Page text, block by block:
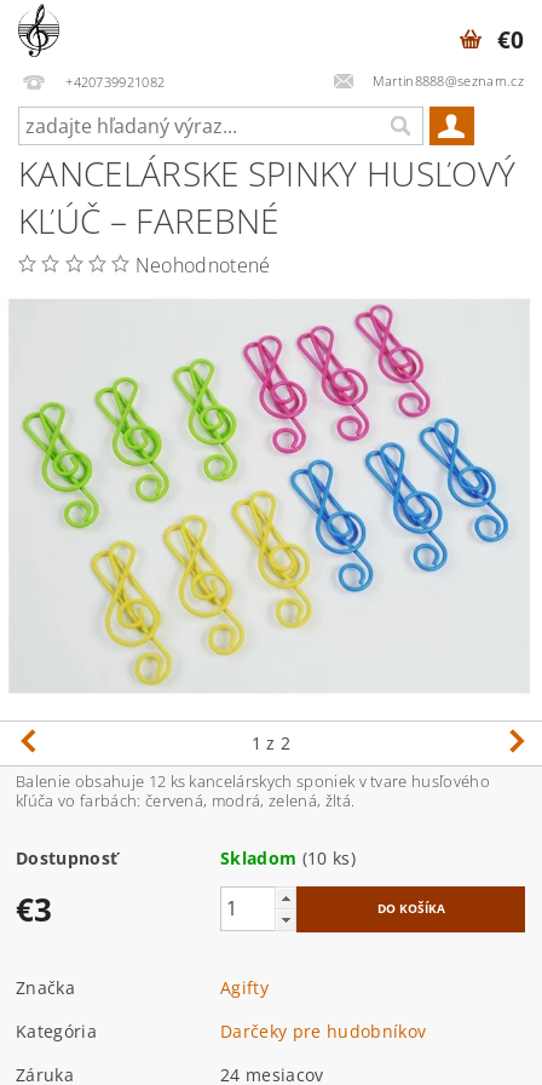
+420739921082 Martin8888@seznam.cz
€0
KANCELÁRSKE SPINKY HUSĽOVÝ
KĽÚČ – FAREBNÉ
Neohodnotené
1 z 2
Balenie obsahuje 12 ks kancelárskych sponiek v tvare husľového
kľúča vo farbách: červená, modrá, zelená, žltá.
Dostupnosť Skladom (10 ks)
€3
Značka
Agifty
Kategória
Darčeky pre hudobníkov
Záruka
24 mesiacov